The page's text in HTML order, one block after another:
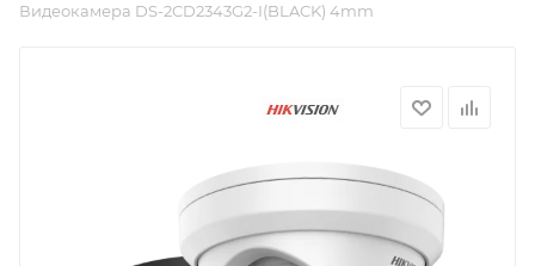
Видеокамера DS-2CD2343G2-I(BLACK) 4mm